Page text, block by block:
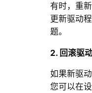
有时，重
更新驱动
题。
2. 回滚驱
如果新驱
您可以在